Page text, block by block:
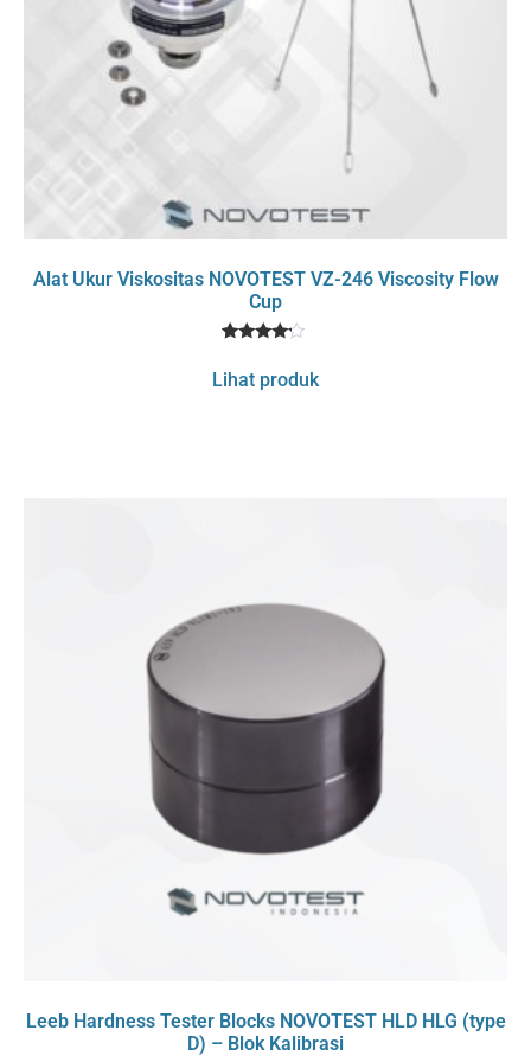
Alat Ukur Viskositas NOVOTEST VZ-246 Viscosity Flow
Cup
out of 5
Lihat produk
Leeb Hardness Tester Blocks NOVOTEST HLD HLG (type
D) – Blok Kalibrasi